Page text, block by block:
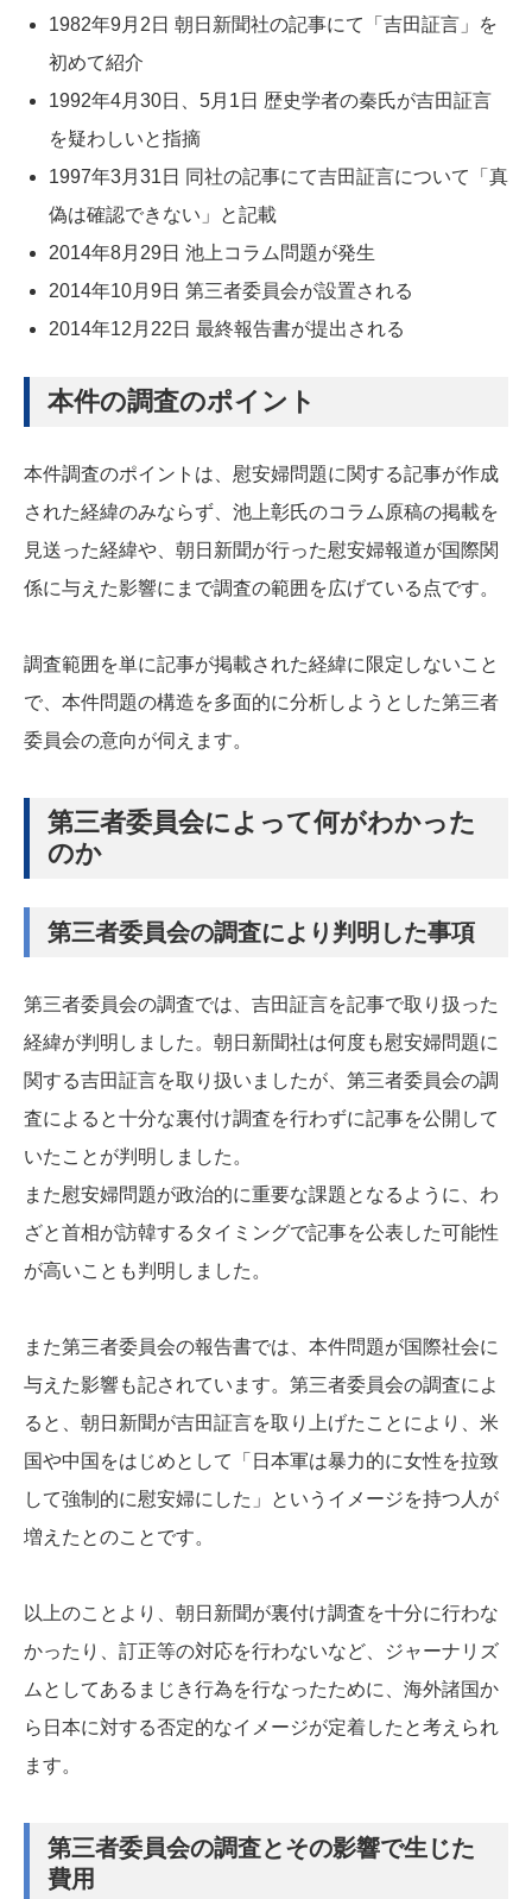
1982年9月2日 朝日新聞社の記事にて「吉田証言」を
初めて紹介
1992年4月30日、5月1日 歴史学者の秦氏が吉田証言
を疑わしいと指摘
1997年3月31日 同社の記事にて吉田証言について「真
偽は確認できない」と記載
2014年8月29日 池上コラム問題が発生
2014年10月9日 第三者委員会が設置される
2014年12月22日 最終報告書が提出される
本件の調査のポイント
本件調査のポイントは、慰安婦問題に関する記事が作成
された経緯のみならず、池上彰氏のコラム原稿の掲載を
見送った経緯や、朝日新聞が行った慰安婦報道が国際関
係に与えた影響にまで調査の範囲を広げている点です。
調査範囲を単に記事が掲載された経緯に限定しないこと
で、本件問題の構造を多面的に分析しようとした第三者
委員会の意向が伺えます。
第三者委員会によって何がわかった
のか
第三者委員会の調査により判明した事項
第三者委員会の調査では、吉田証言を記事で取り扱った
経緯が判明しました。朝日新聞社は何度も慰安婦問題に
関する吉田証言を取り扱いましたが、第三者委員会の調
査によると十分な裏付け調査を行わずに記事を公開して
いたことが判明しました。
また慰安婦問題が政治的に重要な課題となるように、わ
ざと首相が訪韓するタイミングで記事を公表した可能性
が高いことも判明しました。
また第三者委員会の報告書では、本件問題が国際社会に
与えた影響も記されています。第三者委員会の調査によ
ると、朝日新聞が吉田証言を取り上げたことにより、米
国や中国をはじめとして「日本軍は暴力的に女性を拉致
して強制的に慰安婦にした」というイメージを持つ人が
増えたとのことです。
以上のことより、朝日新聞が裏付け調査を十分に行わな
かったり、訂正等の対応を行わないなど、ジャーナリズ
ムとしてあるまじき行為を行なったために、海外諸国か
ら日本に対する否定的なイメージが定着したと考えられ
ます。
第三者委員会の調査とその影響で生じた
費用